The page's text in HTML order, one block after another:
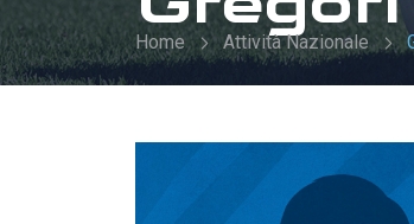
Home Attività Nazionale